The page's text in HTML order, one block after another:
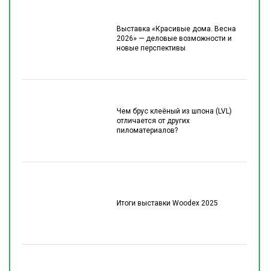
Выставка «Красивые дома. Весна
2026» — деловые возможности и
новые перспективы
Чем брус клеёный из шпона (LVL)
отличается от других
пиломатериалов?
Итоги выставки Woodex 2025